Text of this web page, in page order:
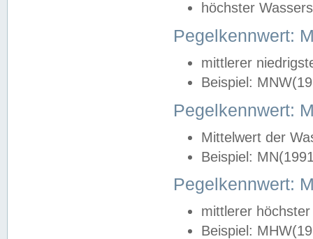
höchster
Pegelkennwert:
mittlerer
Beispiel:
Pegelkennwert:
Mittelwert der
Beispiel:
Pegelkennwert:
mittlerer
Beispiel: